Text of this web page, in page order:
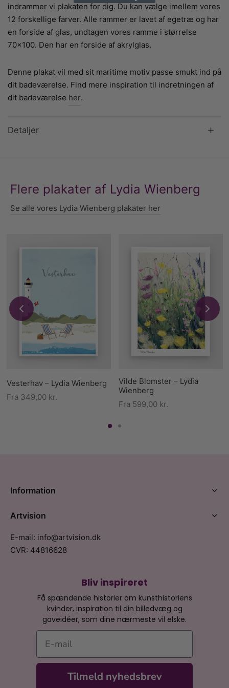
indrammer vi plakaten for dig. Du kan vælge imellem vores
12 forskellige farver. Alle rammer er lavet af egetræ og har
en forside af glas, undtagen vores ramme i størrelse
70×100. Den har en forside af akrylglas.
Denne plakat vil med sit maritime motiv passe smukt ind på
dit badeværelse. Find mere inspiration til indretningen af
dit badeværelse her.
Detaljer
Flere plakater af Lydia Wienberg
Se alle vores Lydia Wienberg plakater her
Vesterhav – Lydia Wienberg
Fra 349,00 kr.
Vilde Blomster – Lydia
Wienberg
Fra 599,00 kr.
Bliv inspireret
Få spændende historier om kunsthistoriens
kvinder, inspiration til din billedvæg og
gaveidéer, som dine nærmeste vil elske.
E-mail
Tilmeld nyhedsbrev
Information
Artvision
E-mail: info@artvision.dk
CVR: 44816628